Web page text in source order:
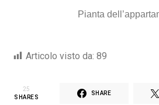
Pianta
Articolo visto da: 89
25
SHARES
SHARE